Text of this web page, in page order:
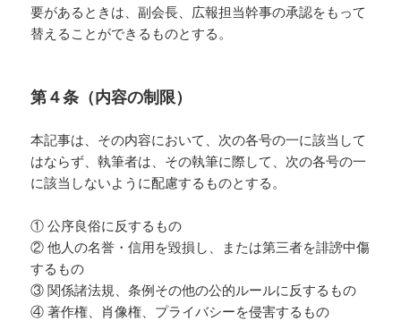
要があるときは、副会長、広報担当幹事の承認をもって
替えることができるものとする。
第４条（内容の制限）
本記事は、その内容において、次の各号の一に該当して
はならず、執筆者は、その執筆に際して、次の各号の一
に該当しないように配慮するものとする。
① 公序良俗に反するもの
② 他人の名誉・信用を毀損し、または第三者を誹謗中傷
するもの
③ 関係諸法規、条例その他の公的ルールに反するもの
④ 著作権、肖像権、プライバシーを侵害するもの